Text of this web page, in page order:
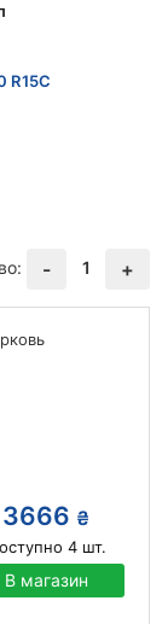
R15C
- 1 +
3666 ₴
4шт.
В магазин